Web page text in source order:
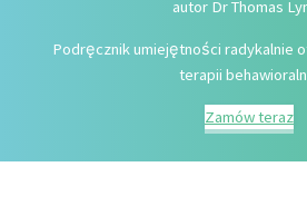
autor Dr Thomas
Podręcznik umiejętności radykalnie
terapii
Zamów teraz